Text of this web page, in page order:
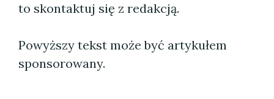
to skontaktuj się z redakcją.
Powyższy tekst może być artykułem
sponsorowany.